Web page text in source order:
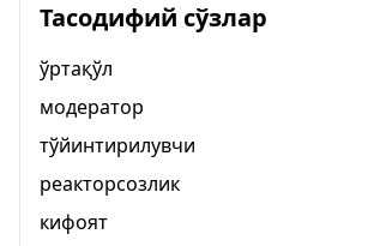
Тасодифий сўзлар
ўртақўл
модератор
тўйинтирилувчи
реакторсозлик
кифоят